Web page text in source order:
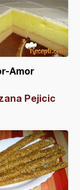
Amor
Pejicic